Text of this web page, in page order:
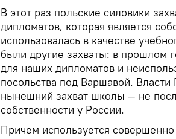
В этот раз польские силовики
дипломатов, которая является
использовалась в качестве
были другие захваты: в прошлом
для наших дипломатов и
посольства под Варшавой.
нынешний захват школы — не
собственности у России.
Причем используется